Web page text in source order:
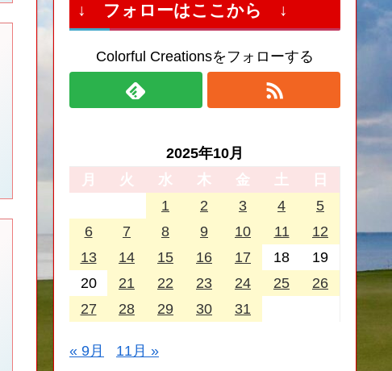
↓ フォローはここから ↓
Colorful Creationsをフォローする
2025年10月
月
火 水 木 金 土
日
1
2 3 4
5
6
7 8 9 10 11
12
13
14 15 16 17 18
19
20
21 22 23 24 25
26
27
28 29 30 31
« 9月 11月 »